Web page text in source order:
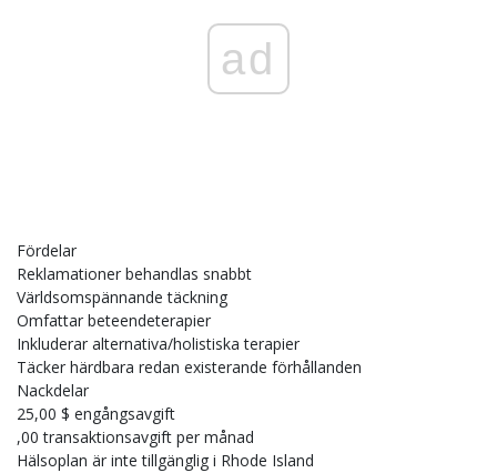
ad
Fördelar
Reklamationer behandlas snabbt
Världsomspännande täckning
Omfattar beteendeterapier
Inkluderar alternativa/holistiska terapier
Täcker härdbara redan existerande förhållanden
Nackdelar
25,00 $ engångsavgift
,00 transaktionsavgift per månad
Hälsoplan är inte tillgänglig i Rhode Island